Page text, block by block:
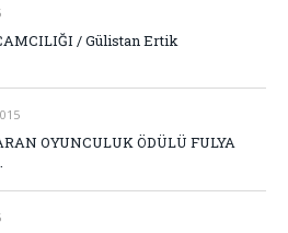
/ Gülistan Ertik
OYUNCULUK ÖDÜLÜ FULYA